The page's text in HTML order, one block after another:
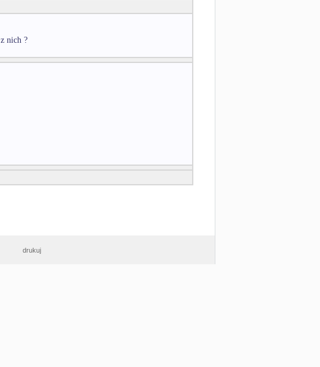
nich ?
drukuj